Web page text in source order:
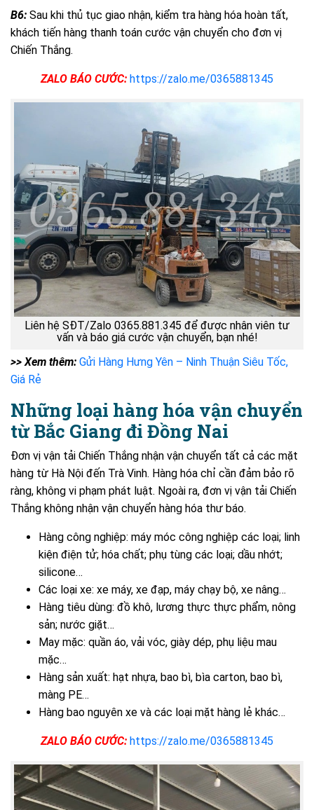
B6: Sau khi thủ tục giao nhận, kiểm tra hàng hóa hoàn tất,
khách tiến hàng thanh toán cước vận chuyển cho đơn vị
Chiến Thắng.
ZALO BÁO CƯỚC: https://zalo.me/0365881345
Liên hệ SĐT/Zalo 0365.881.345 để được nhân viên tư
vấn và báo giá cước vận chuyển, bạn nhé!
>> Xem thêm: Gửi Hàng Hưng Yên – Ninh Thuận Siêu Tốc,
Giá Rẻ
Những loại hàng hóa vận chuyển
từ Bắc Giang đi Đồng Nai
Đơn vị vận tải Chiến Thắng nhận vận chuyển tất cả các mặt
hàng từ Hà Nội đến Trà Vinh. Hàng hóa chỉ cần đảm bảo rõ
ràng, không vi phạm phát luật. Ngoài ra, đơn vị vận tải Chiến
Thắng không nhận vận chuyển hàng hóa thư báo.
Hàng công nghiệp: máy móc công nghiệp các loại; linh
kiện điện tử; hóa chất; phụ tùng các loại; dầu nhớt;
silicone…
Các loại xe: xe máy, xe đạp, máy chạy bộ, xe nâng…
Hàng tiêu dùng: đồ khô, lương thực thực phẩm, nông
sản; nước giặt…
May mặc: quần áo, vải vóc, giày dép, phụ liệu mau
mặc…
Hàng sản xuất: hạt nhựa, bao bì, bìa carton, bao bì,
màng PE…
Hàng bao nguyên xe và các loại mặt hàng lẻ khác…
ZALO BÁO CƯỚC: https://zalo.me/0365881345